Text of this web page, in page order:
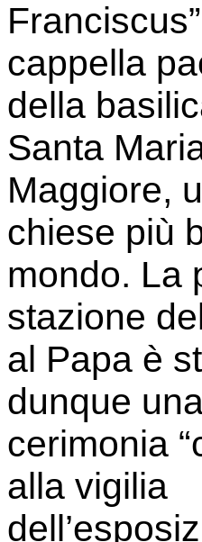
cappella
della
Santa
Maggiore,
chiese più
mondo. La
stazione
al Papa è
dunque
cerimonia
alla vigilia